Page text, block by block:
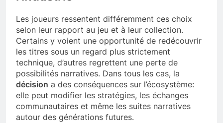
Les joueurs ressentent différemment ces choix
selon leur rapport au jeu et à leur collection.
Certains y voient une opportunité de redécouvrir
les titres sous un regard plus strictement
technique, d’autres regrettent une perte de
possibilités narratives. Dans tous les cas, la
décision a des conséquences sur l’écosystème:
elle peut modifier les stratégies, les échanges
communautaires et même les suites narratives
autour des générations futures.